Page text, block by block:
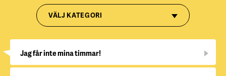
VÄLJ KATEGORI
Jag får inte mina timmar!